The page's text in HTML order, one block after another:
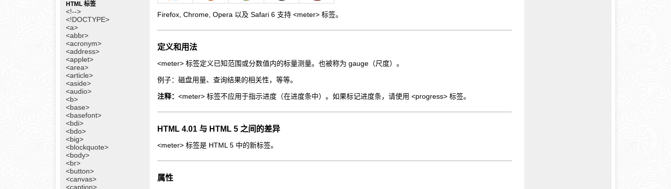
HTML 标签
<!-->
<!DOCTYPE>
<a>
<abbr>
<acronym>
<address>
<applet>
<area>
<article>
<aside>
<audio>
<b>
<base>
<basefont>
<bdi>
<bdo>
<big>
<blockquote>
<body>
<br>
<button>
<canvas>
<caption>
Firefox, Chrome, Opera 以及 Safari 6 支持 <meter> 标签。
定义和用法
<meter> 标签定义已知范围或分数值内的标量测量。也被称为 gauge（尺度）。
例子：磁盘用量、查询结果的相关性，等等。
注释： <meter> 标签不应用于指示进度（在进度条中）。如果标记进度条，请使用 <progress> 标签。
HTML 4.01 与 HTML 5 之间的差异
<meter> 标签是 HTML 5 中的新标签。
属性